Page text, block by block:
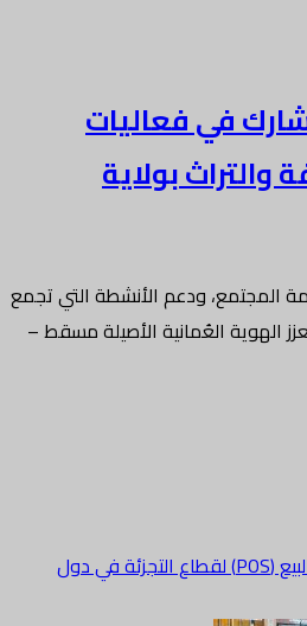
في فعاليات
والتراث بولاية
المجتمع، ودعم الأنشطة التي تجمع
الهوية العُمانية الأصيلة مسقط –
زوهو تطلق حل نقاط البيع (POS) لقطاع التجزئة في دول